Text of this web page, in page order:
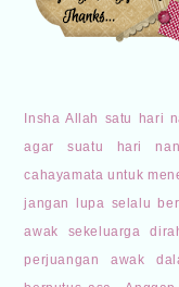
Insha Allah satu hari
agar suatu hari
cahayamata untuk
jangan lupa selalu
awak sekeluarga
perjuangan awak